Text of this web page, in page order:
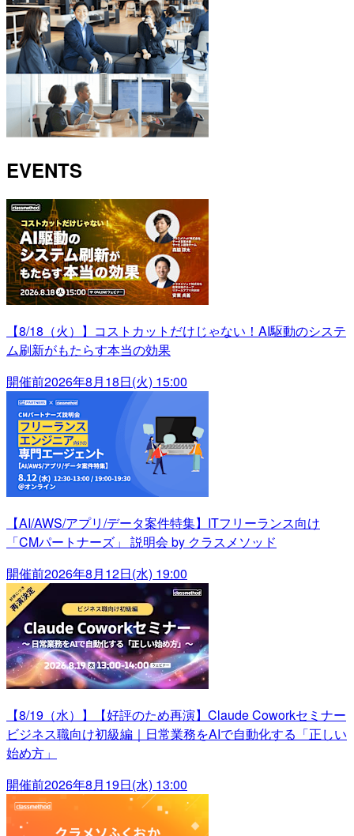
EVENTS
【8/18（火）】コストカットだけじゃない！AI駆動のシステ
ム刷新がもたらす本当の効果
開催前2026年8月18日(火) 15:00
【AI/AWS/アプリ/データ案件特集】ITフリーランス向け
「CMパートナーズ」 説明会 by クラスメソッド
開催前2026年8月12日(水) 19:00
【8/19（水）】【好評のため再演】Claude Coworkセミナー
ビジネス職向け初級編｜日常業務をAIで自動化する「正しい
始め方」
開催前2026年8月19日(水) 13:00